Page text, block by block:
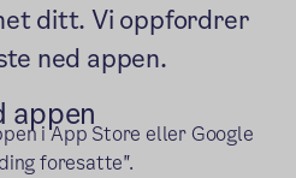
ditt. Vi oppfordrer
ned appen.
appen
i App Store eller Google
foresatte".